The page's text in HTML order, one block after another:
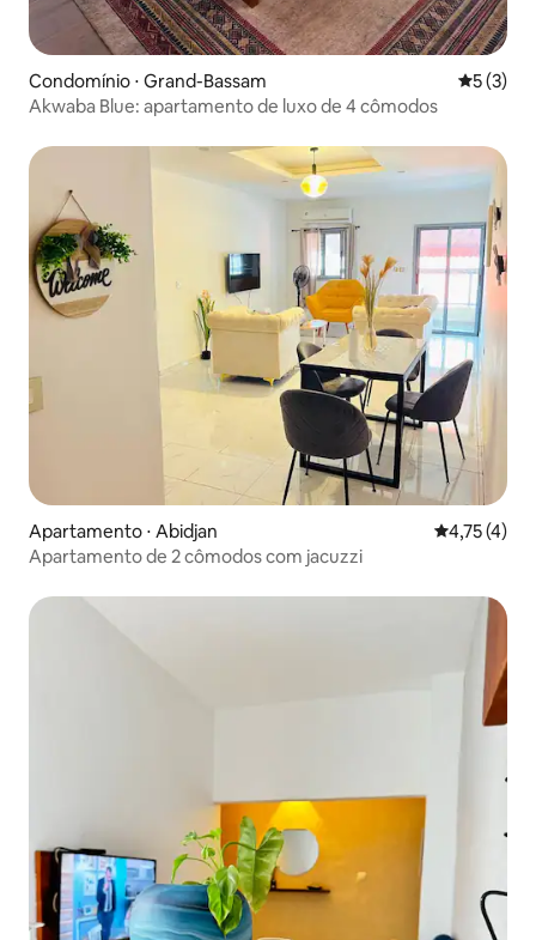
Condomínio ⋅ Grand-Bassam 5 de
5 (3)
Akwaba Blue: apartamento de luxo de 4 cômodos
Apartamento ⋅ Abidjan 4,75 de
4,75 (4)
Apartamento de 2 cômodos com jacuzzi